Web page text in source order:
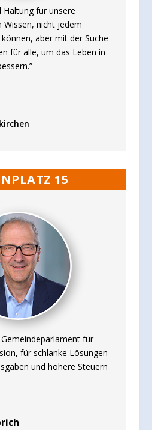
Haltung für unsere
nicht jedem
aber mit der Suche
für alle, um das Leben in
15
für
für schlanke Lösungen
und höhere Steuern